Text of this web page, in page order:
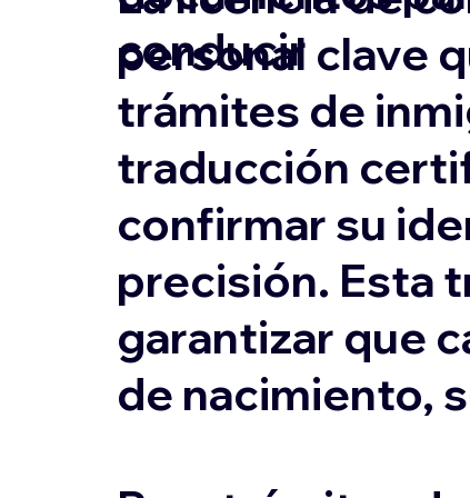
conducir
personal clave
trámites de
traducción
confirmar su
precisión. Esta
garantizar que
de nacimiento,